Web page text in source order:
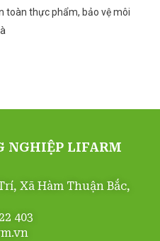
toàn thực phẩm, bảo vệ môi
NGHIỆP LIFARM
Xã Hàm Thuận Bắc,
403